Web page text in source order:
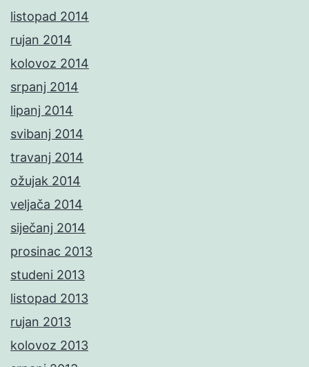
listopad 2014
rujan 2014
kolovoz 2014
srpanj 2014
lipanj 2014
svibanj 2014
travanj 2014
ožujak 2014
veljača 2014
siječanj 2014
prosinac 2013
studeni 2013
listopad 2013
rujan 2013
kolovoz 2013